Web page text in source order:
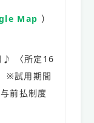
Map ）
♪ 〈所定16
※試用期間
前払制度